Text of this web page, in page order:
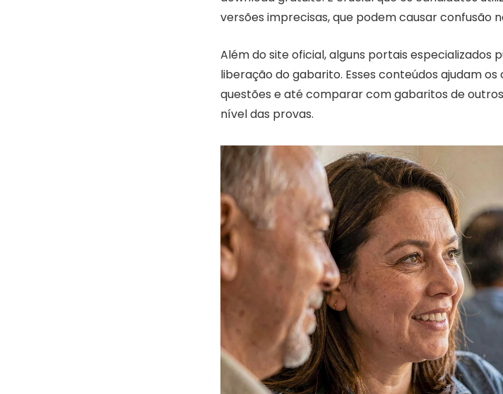
versões imprecisas, que podem causar confusão
Além do site oficial, alguns portais especializados
liberação do gabarito. Esses conteúdos ajudam
questões e até comparar com gabaritos de
nível das provas.